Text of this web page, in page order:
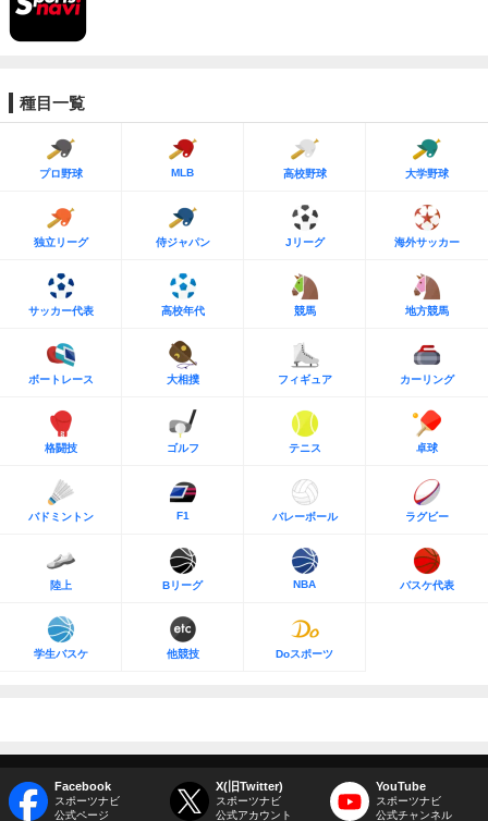
種目一覧
プロ野球 MLB 高校野球 大学野球
独立リーグ 侍ジャパン Jリーグ 海外サッカー
サッカー代表 高校年代 競馬 地方競馬
ボートレース 大相撲 フィギュア カーリング
格闘技 ゴルフ テニス 卓球
バドミントン F1 バレーボール ラグビー
陸上 Bリーグ NBA バスケ代表
学生バスケ 他競技 Doスポーツ
Facebook
スポーツナビ
公式ページ
X(旧Twitter)
スポーツナビ
公式アカウント
YouTube
スポーツナビ
公式チャンネル